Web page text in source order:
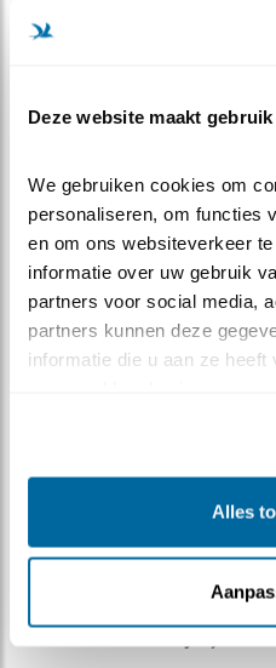
Deze website maakt
We gebruiken cookies om
personaliseren, om functies
en om ons websiteverkeer
informatie over uw gebruik
partners voor social media,
partners kunnen deze
informatie die u aan ze
Alles
dienstregeling van de
wandeltijd 20 minuten.
A8. Voorbij het
over in de N246. U blijft
afslag Wormer en Jisp.
Prins Clausbrug over. Na
richting Oost-
einde van de afslag gaat
parkeerterrein van de
Graag een kwartier